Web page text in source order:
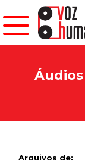
Arquivos de: